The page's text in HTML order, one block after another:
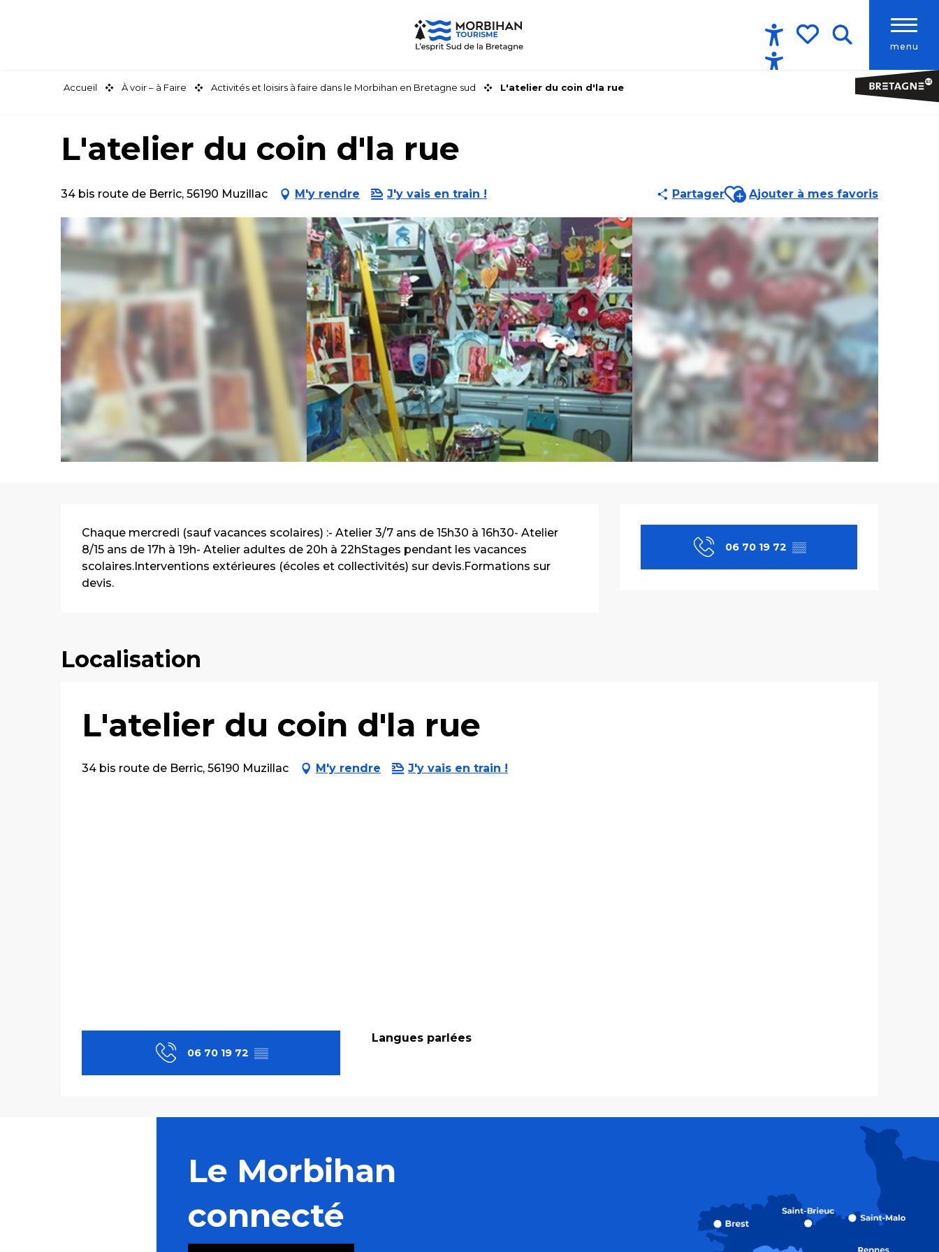
menu
Accessibilité
Accueil À voir – à Faire Activités et loisirs à faire dans le Morbihan en Bretagne sud L'atelier du coin d'la rue
L'atelier du coin d'la rue
34 bis route de Berric, 56190 Muzillac M'y rendre J'y vais en train ! PartagerAjouter aux favoris
Ajouter à mes favoris
Ouverture et
06 70 19 72 ▒▒
Description
Chaque mercredi (sauf vacances scolaires) :- Atelier 3/7 ans de 15h30 à 16h30- Atelier
8/15 ans de 17h à 19h- Atelier adultes de 20h à 22hStages pendant les vacances
scolaires.Interventions extérieures (écoles et collectivités) sur devis.Formations sur
devis.
Localisation
L'atelier du coin d'la rue
34 bis route de Berric, 56190 Muzillac M'y rendre J'y vais en train !
06 70 19 72 ▒▒
Langues parlées
Langues parlées
Le Morbihan
connecté